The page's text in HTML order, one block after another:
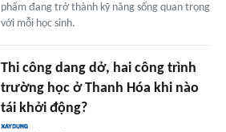
phẩm đang trở thành kỹ năng sống quan trọng
với mỗi học sinh.
Thi công dang dở, hai công trình
trường học ở Thanh Hóa khi nào
tái khởi động?